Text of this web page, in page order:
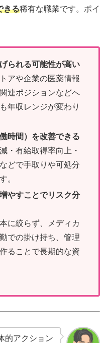
きる稀有な職業です。ポイ
られる可能性が高い
アや企業の医薬情報
連ポジションなどへ
年収レンジが変わり
時間）を改善できる
・有給取得率向上・
どで手取りや可処分
。
やすことでリスク分
に絞らず、メディカ
での掛け持ち、管理
ることで長期的な資
的アクション